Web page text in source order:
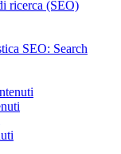
ricerca (SEO)
SEO: Search